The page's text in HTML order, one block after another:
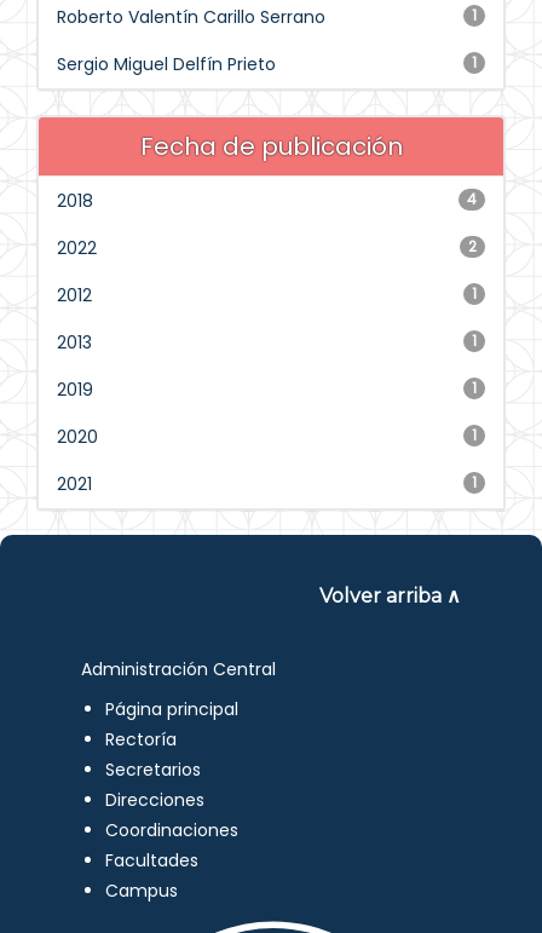
1
Roberto Valentín Carillo Serrano
1
Sergio Miguel Delfín Prieto
Fecha de publicación
4
2018
2
2022
1
2012
1
2013
1
2019
1
2020
1
2021
Volver arriba ∧
Administración Central
Página principal
Rectoría
Secretarios
Direcciones
Coordinaciones
Facultades
Campus